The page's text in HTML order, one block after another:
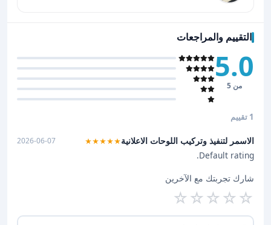
التقييم والمراجعات
5.0
من 5
1 تقييم
الاسمر لتنفيذ وتركيب اللوحات الاعلانية★★★★★
2026-06-07
Default rating.
شارك تجربتك مع الآخرين
☆
☆
☆
☆
☆